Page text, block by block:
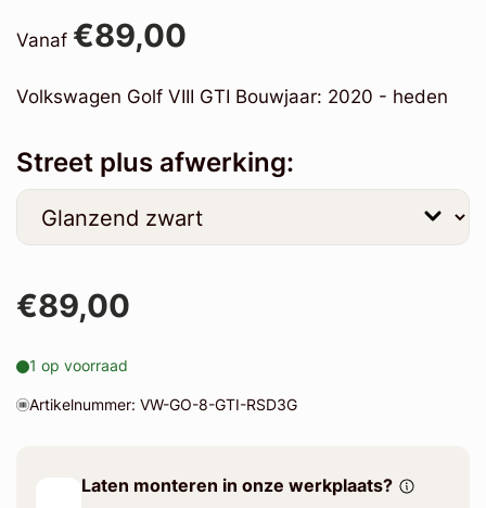
Vanaf €89,00
Volkswagen Golf VIII GTI Bouwjaar: 2020 - heden
Street plus afwerking:
€89,00
1 op voorraad
Artikelnummer: VW-GO-8-GTI-RSD3G
Laten monteren in onze werkplaats?